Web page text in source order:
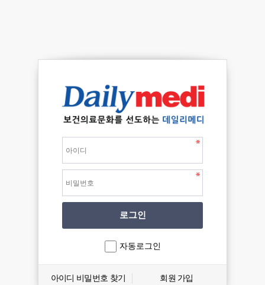
자동로그인
아이디 비밀번호 찾기 회원 가입